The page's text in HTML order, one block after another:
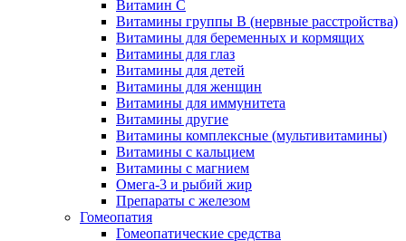
Витамин С
Витамины группы В (нервные расстройства)
Витамины для беременных и кормящих
Витамины для глаз
Витамины для детей
Витамины для женщин
Витамины для иммунитета
Витамины другие
Витамины комплексные (мультивитамины)
Витамины с кальцием
Витамины с магнием
Омега-3 и рыбий жир
Препараты с железом
Гомеопатия
Гомеопатические средства